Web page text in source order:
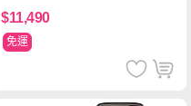
$11,490
免運